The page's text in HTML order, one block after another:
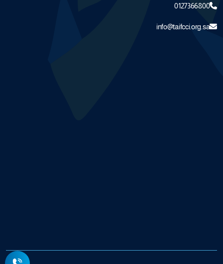
0127366800
info@taifcci.org.sa